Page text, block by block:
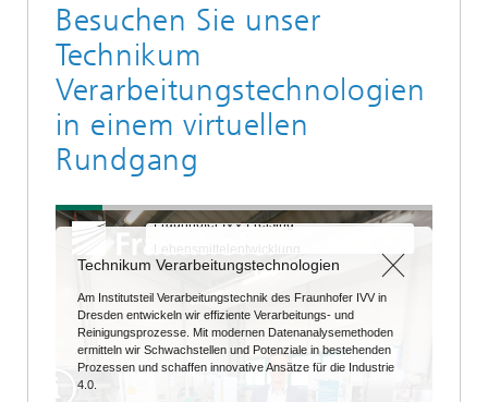
Besuchen Sie unser
Technikum
Verarbeitungstechnologien
in einem virtuellen
Rundgang